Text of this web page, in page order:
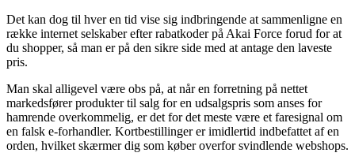
Det kan dog til hver en tid vise sig indbringende at sammenligne en
række internet selskaber efter rabatkoder på Akai Force forud for at
du shopper, så man er på den sikre side med at antage den laveste
pris.
Man skal alligevel være obs på, at når en forretning på nettet
markedsfører produkter til salg for en udsalgspris som anses for
hamrende overkommelig, er det for det meste være et faresignal om
en falsk e-forhandler. Kortbestillinger er imidlertid indbefattet af en
orden, hvilket skærmer dig som køber overfor svindlende webshops.